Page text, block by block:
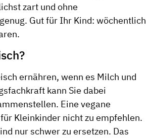
zart und ohne
Gut für Ihr Kind: wöchentlich
ernähren, wenn es Milch und
kann Sie dabei
Eine vegane
Kleinkinder nicht zu empfehlen.
nur schwer zu ersetzen. Das